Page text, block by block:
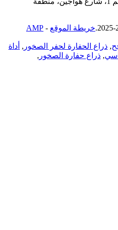
خريطة الموقع -
AMP
, ذراع الحفارة لحفر الصخور , أداة
, ذراع حفارة الصخور ,